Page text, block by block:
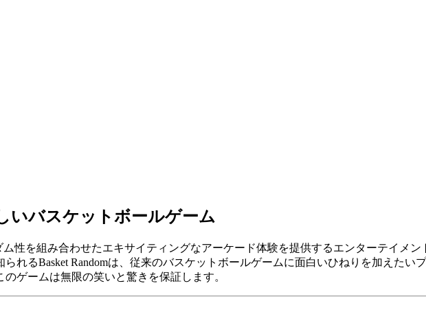
いバスケットボールゲーム
性を組み合わせたエキサイティングなアーケード体験を提供するエンターテイメ
れるBasket Randomは、従来のバスケットボールゲームに面白いひねりを加えたい
ゲームは無限の笑いと驚きを保証します。